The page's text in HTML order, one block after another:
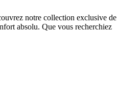
notre collection exclusive de
absolu. Que vous recherchiez